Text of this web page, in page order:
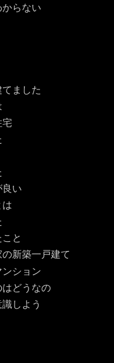
らない
ました
い
と
新築一戸建て
ション
どうなの
しよう